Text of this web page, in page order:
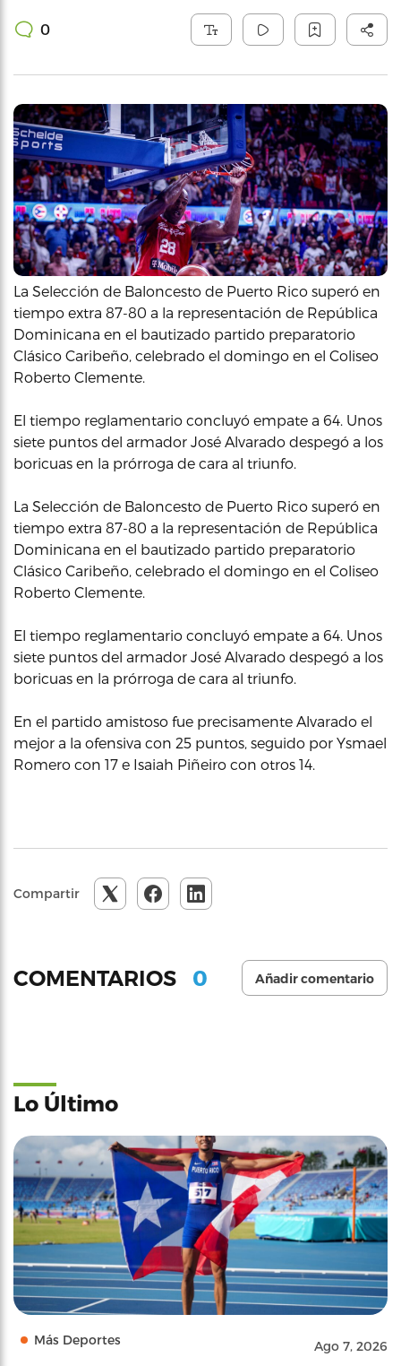
0
La Selección de Baloncesto de Puerto Rico superó en
tiempo extra 87-80 a la representación de República
Dominicana en el bautizado partido preparatorio
Clásico Caribeño, celebrado el domingo en el Coliseo
Roberto Clemente.
El tiempo reglamentario concluyó empate a 64. Unos
siete puntos del armador José Alvarado despegó a los
boricuas en la prórroga de cara al triunfo.
La Selección de Baloncesto de Puerto Rico superó en
tiempo extra 87-80 a la representación de República
Dominicana en el bautizado partido preparatorio
Clásico Caribeño, celebrado el domingo en el Coliseo
Roberto Clemente.
El tiempo reglamentario concluyó empate a 64. Unos
siete puntos del armador José Alvarado despegó a los
boricuas en la prórroga de cara al triunfo.
En el partido amistoso fue precisamente Alvarado el
mejor a la ofensiva con 25 puntos, seguido por Ysmael
Romero con 17 e Isaiah Piñeiro con otros 14.
Compartir
COMENTARIOS 0 Añadir comentario
Lo Último
Más Deportes Ago 7, 2026